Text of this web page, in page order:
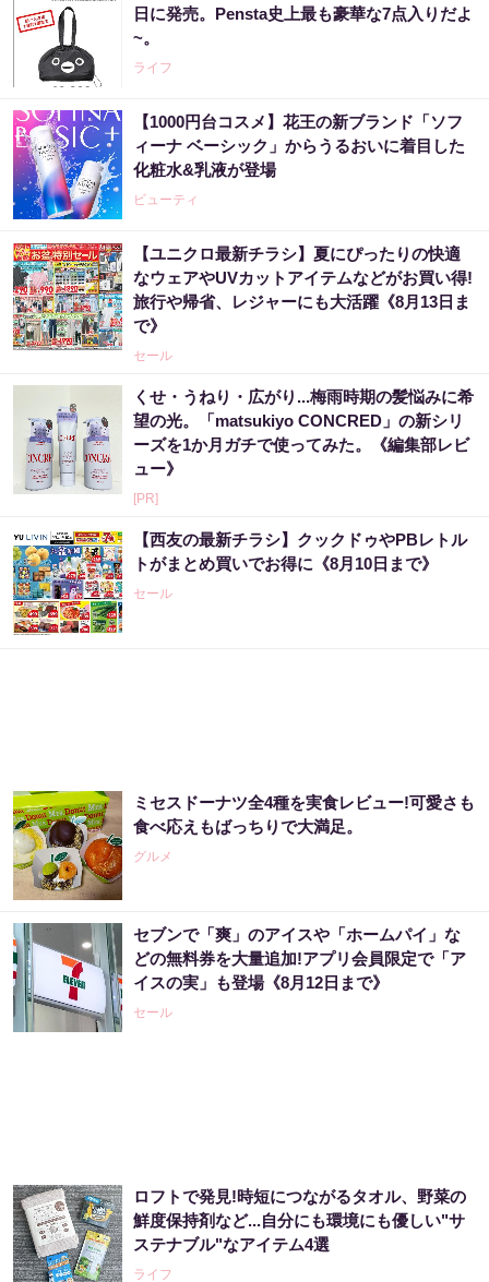
日に発売。Pensta史上最も豪華な7点入りだよ
~。
ライフ
【1000円台コスメ】花王の新ブランド「ソフ
ィーナ ベーシック」からうるおいに着目した
化粧水&乳液が登場
ビューティ
【ユニクロ最新チラシ】夏にぴったりの快適
なウェアやUVカットアイテムなどがお買い得!
旅行や帰省、レジャーにも大活躍《8月13日ま
で》
セール
くせ・うねり・広がり...梅雨時期の髪悩みに希
望の光。「matsukiyo CONCRED」の新シリ
ーズを1か月ガチで使ってみた。《編集部レビ
ュー》
[PR]
【西友の最新チラシ】クックドゥやPBレトル
トがまとめ買いでお得に《8月10日まで》
セール
ミセスドーナツ全4種を実食レビュー!可愛さも
食べ応えもばっちりで大満足。
グルメ
セブンで「爽」のアイスや「ホームパイ」な
どの無料券を大量追加!アプリ会員限定で「ア
イスの実」も登場《8月12日まで》
セール
ロフトで発見!時短につながるタオル、野菜の
鮮度保持剤など...自分にも環境にも優しい"サ
ステナブル"なアイテム4選
ライフ